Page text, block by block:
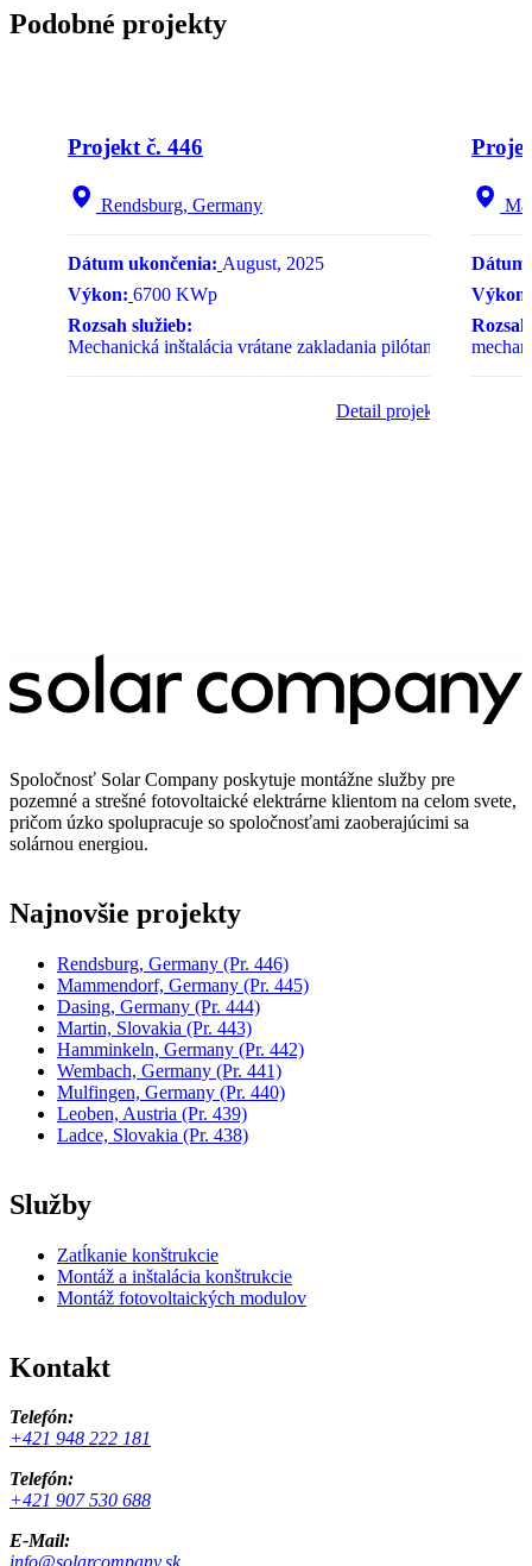
Podobné projekty
Projekt č. 446
Rendsburg, Germany
Dátum ukončenia: August, 2025
Výkon: 6700 KWp
Rozsah služieb:
Mechanická inštalácia vrátane zakladania pilótami
Detail projektu
Dátum
Výkon:
Spoločnosť Solar Company poskytuje montážne služby pre
pozemné a strešné fotovoltaické elektrárne klientom na celom svete,
pričom úzko spolupracuje so spoločnosťami zaoberajúcimi sa
solárnou energiou.
Najnovšie projekty
Rendsburg, Germany (Pr. 446)
Mammendorf, Germany (Pr. 445)
Dasing, Germany (Pr. 444)
Martin, Slovakia (Pr. 443)
Hamminkeln, Germany (Pr. 442)
Wembach, Germany (Pr. 441)
Mulfingen, Germany (Pr. 440)
Leoben, Austria (Pr. 439)
Ladce, Slovakia (Pr. 438)
Služby
Zatĺkanie konštrukcie
Montáž a inštalácia konštrukcie
Montáž fotovoltaických modulov
Kontakt
Telefón:
+421 948 222 181
Telefón:
+421 907 530 688
E-Mail: